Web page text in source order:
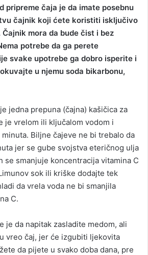
d
a
n
pripreme čaja je da imate posebnu
čajnik koji ćete koristiti isključivo
mora da bude čist i bez
potrebe da ga perete
svake upotrebe ga dobro isperite i
u njemu soda bikarbonu,
jedna prepuna (čajna) kašičica za
je vrelom ili ključalom vodom i
Biljne čajeve ne bi trebalo da
jer se gube svojstva eteričnog ulja
se smanjuje koncentracija vitamina C
sok ili kriške dodajte tek
da vrela voda ne bi smanjila
C.
je da napitak zasladite medom, ali
vreo čaj, jer će izgubiti ljekovita
da pijete u svako doba dana, pre